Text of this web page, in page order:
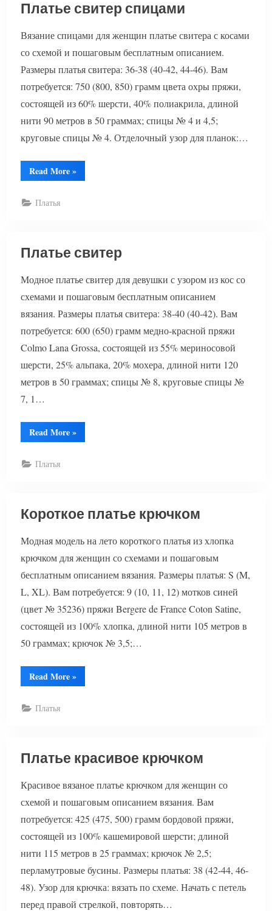
Платье свитер спицами
Вязание спицами для женщин платье свитера с косами
со схемой и пошаговым бесплатным описанием.
Размеры платья свитера: 36-38 (40-42, 44-46). Вам
потребуется: 750 (800, 850) грамм цвета охры пряжи,
состоящей из 60% шерсти, 40% полиакрила, длиной
нити 90 метров в 50 граммах; спицы № 4 и 4,5;
круговые спицы № 4. Отделочный узор для планок:…
Read More“Платье
свитер
»
Платья
Платье свитер
Модное платье свитер для девушки с узором из кос со
схемами и пошаговым бесплатным описанием
вязания. Размеры платья свитера: 38-40 (40-42). Вам
потребуется: 600 (650) грамм медно-красной пряжи
Colmo Lana Grossa, состоящей из 55% мериносовой
шерсти, 25% альпака, 20% мохера, длиной нити 120
метров в 50 граммах; спицы № 8, круговые спицы №
7, 1…
Read More“Платье
свитер”
»
Платья
Короткое платье крючком
Модная модель на лето короткого платья из хлопка
крючком для женщин со схемами и пошаговым
бесплатным описанием вязания. Размеры платья: S (M,
L, XL). Вам потребуется: 9 (10, 11, 12) мотков синей
(цвет № 35236) пряжи Bergere de France Coton Satine,
состоящей из 100% хлопка, длиной нити 105 метров в
50 граммах; крючок № 3,5;…
Read More“Короткое
платье
»
Платья
Платье красивое крючком
Красивое вязаное платье крючком для женщин со
схемой и пошаговым описанием вязания. Вам
потребуется: 425 (475, 500) грамм бордовой пряжи,
состоящей из 100% кашемировой шерсти; длиной
нити 115 метров в 25 граммах; крючок № 2,5;
перламутровые бусины. Размеры платья: 38 (42-44, 46-
48). Узор для крючка: вязать по схеме. Начать с петель
перед правой стрелкой, повторять…